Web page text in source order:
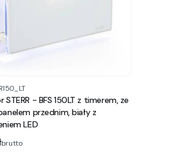
- BFS 150LT z timerem, ze
przednim, biały z
LED
brutto